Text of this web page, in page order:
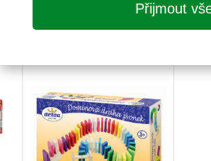
Přijmout